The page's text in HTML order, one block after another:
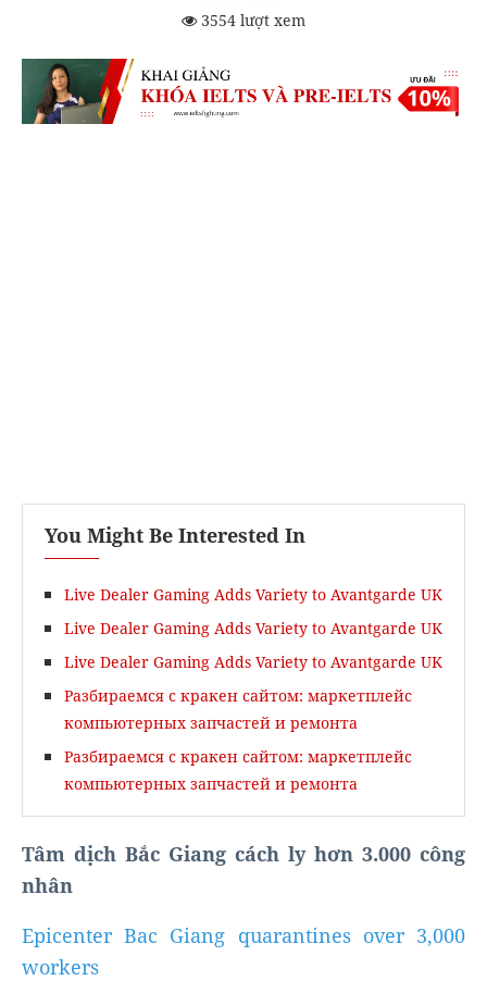
3554 lượt xem
You Might Be Interested In
Live Dealer Gaming Adds Variety to Avantgarde UK
Live Dealer Gaming Adds Variety to Avantgarde UK
Live Dealer Gaming Adds Variety to Avantgarde UK
Разбираемся с кракен сайтом: маркетплейс
компьютерных запчастей и ремонта
Разбираемся с кракен сайтом: маркетплейс
компьютерных запчастей и ремонта
Tâm dịch Bắc Giang cách ly hơn 3.000 công
nhân
Epicenter Bac Giang quarantines over 3,000
workers